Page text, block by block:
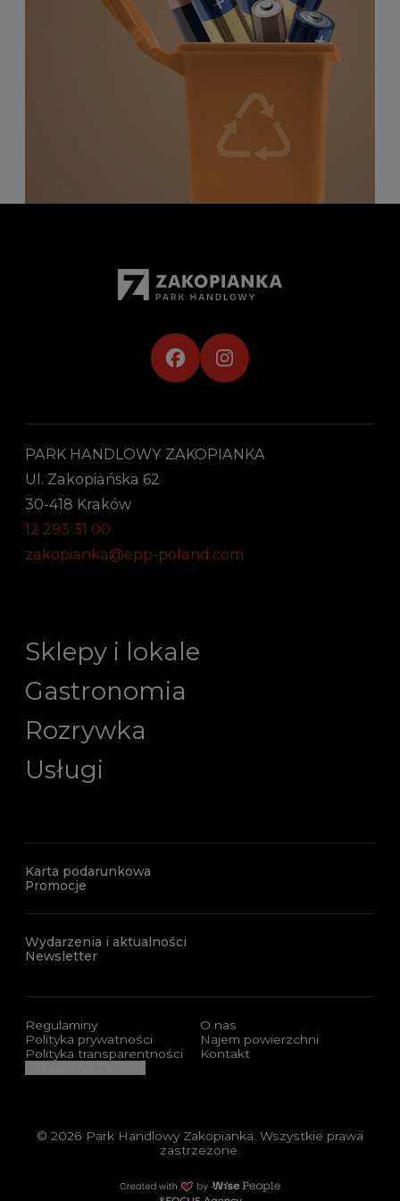
PARK HANDLOWY ZAKOPIANKA
Ul. Zakopiańska 62
30-418 Kraków
12 293 31 00
zakopianka@epp-poland.com
Sklepy i lokale
Gastronomia
Rozrywka
Usługi
Karta podarunkowa
Promocje
Wydarzenia i aktualności
Newsletter
Regulaminy
Polityka prywatności
Polityka transparentności
O nas
Najem powierzchni
Kontakt
© 2026 Park Handlowy Zakopianka. Wszystkie prawa
zastrzeżone.